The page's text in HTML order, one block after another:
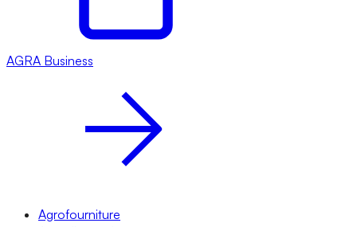
AGRA Business
Agrofourniture